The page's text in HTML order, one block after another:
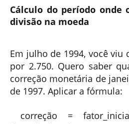
Cálculo do período onde
divisão na moeda
Em julho de 1994, você viu
por 2.750. Quero saber
correção monetária de
de 1997. Aplicar a fórmula:
correção = fator_